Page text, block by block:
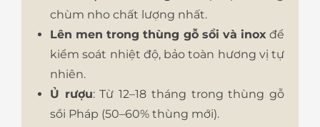
chùm nho chất lượng nhất.
Lên men trong thùng gỗ sồi và inox để
kiểm soát nhiệt độ, bảo toàn hương vị tự
nhiên.
Ủ rượu: Từ 12–18 tháng trong thùng gỗ
sồi Pháp (50–60% thùng mới).